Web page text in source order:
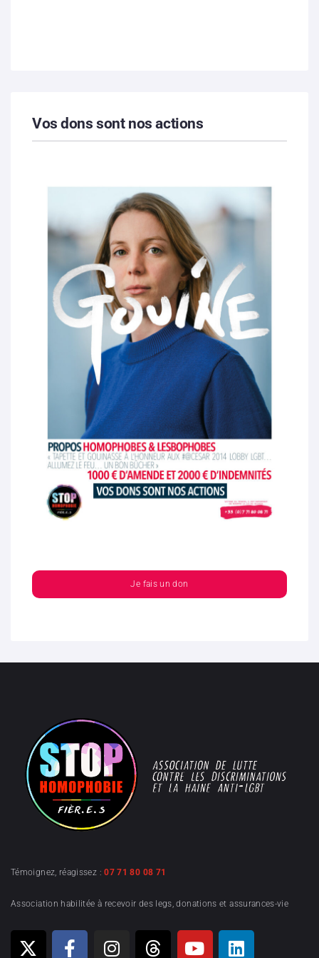
Vos dons sont nos actions
Je fais un don
Témoignez, réagissez :07 71 80 08 71
Association habilitée à recevoir des legs, donations et assurances-vie